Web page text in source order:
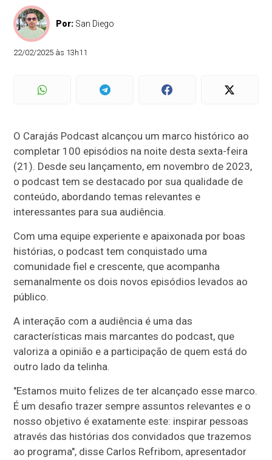
Por: San Diego
22/02/2025 às 13h11
O Carajás Podcast alcançou um marco histórico ao
completar 100 episódios na noite desta sexta-feira
(21). Desde seu lançamento, em novembro de 2023,
o podcast tem se destacado por sua qualidade de
conteúdo, abordando temas relevantes e
interessantes para sua audiência.
Com uma equipe experiente e apaixonada por boas
histórias, o podcast tem conquistado uma
comunidade fiel e crescente, que acompanha
semanalmente os dois novos episódios levados ao
público.
A interação com a audiência é uma das
características mais marcantes do podcast, que
valoriza a opinião e a participação de quem está do
outro lado da telinha.
"Estamos muito felizes de ter alcançado esse marco.
É um desafio trazer sempre assuntos relevantes e o
nosso objetivo é exatamente este: inspirar pessoas
através das histórias dos convidados que trazemos
ao programa", disse Carlos Refribom, apresentador